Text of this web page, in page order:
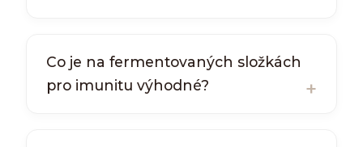
Co je na fermentovaných složkách
pro imunitu výhodné?